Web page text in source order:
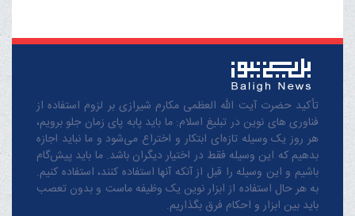
تأکید حضرت آیت الله العظمی مکارم شیرازی بر لزوم استفاده از
فناوری های نوین در تبلیغ اسلام: ما باید پابه پای زمان جلو برویم،
هر روز یک وسیله تازه‌ای ابتکار و اختراع می‌شود و ما نباید اجازه
بدهیم که این وسیله فقط در اختیار دیگران باشد. ما باید پیش‌گام
باشیم و این وسیله را قبل از آنکه آنها استفاده کنند، استفاده کنیم.
به هر حال استفاده از ابزار نوین یک وظیفه ماست و بدون تعصب
باید بین ابزار و احکام فرق بگذاریم.